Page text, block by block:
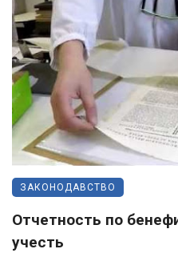
ЗАКОНОДАВСТВО
Отчетность по
учесть